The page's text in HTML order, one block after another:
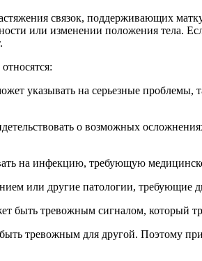
связок, поддерживающих
или изменении положения тела.
указывать на серьезные проблемы,
о возможных
на инфекцию, требующую
или другие патологии, требующие
быть тревожным сигналом, который
тревожным для другой. Поэтому